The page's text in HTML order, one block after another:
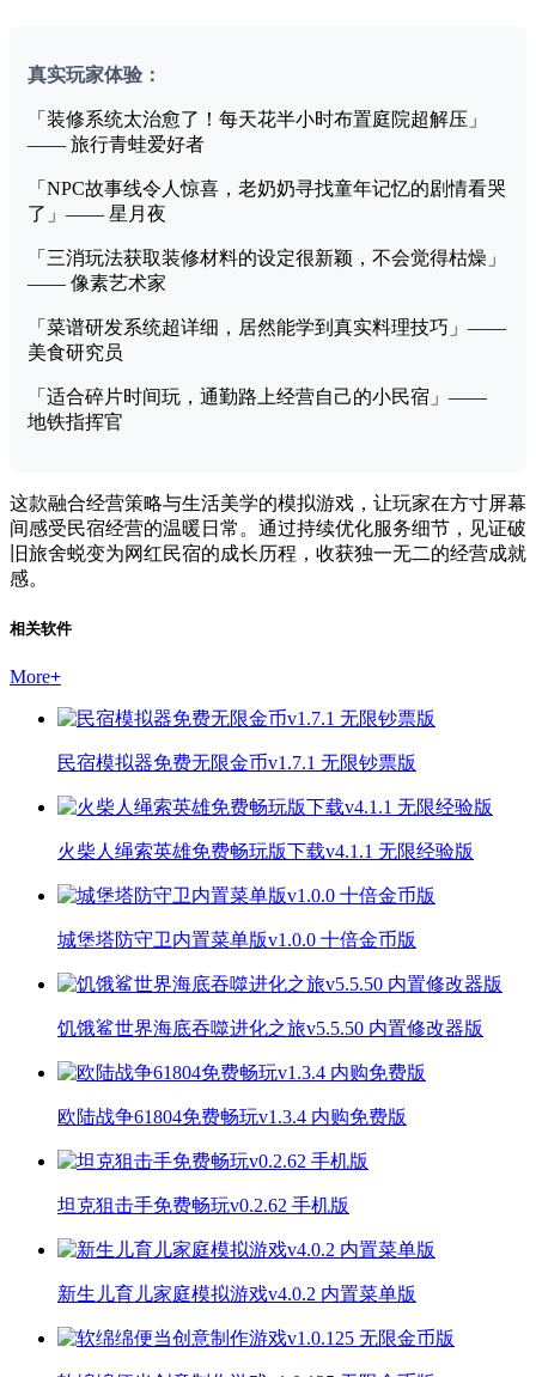
真实玩家体验：
「装修系统太治愈了！每天花半小时布置庭院超解压」
—— 旅行青蛙爱好者
「NPC故事线令人惊喜，老奶奶寻找童年记忆的剧情看哭
了」—— 星月夜
「三消玩法获取装修材料的设定很新颖，不会觉得枯燥」
—— 像素艺术家
「菜谱研发系统超详细，居然能学到真实料理技巧」——
美食研究员
「适合碎片时间玩，通勤路上经营自己的小民宿」——
地铁指挥官
这款融合经营策略与生活美学的模拟游戏，让玩家在方寸屏幕
间感受民宿经营的温暖日常。通过持续优化服务细节，见证破
旧旅舍蜕变为网红民宿的成长历程，收获独一无二的经营成就
感。
相关软件
More+
民宿模拟器免费无限金币v1.7.1 无限钞票版
火柴人绳索英雄免费畅玩版下载v4.1.1 无限经验版
城堡塔防守卫内置菜单版v1.0.0 十倍金币版
饥饿鲨世界海底吞噬进化之旅v5.5.50 内置修改器版
欧陆战争61804免费畅玩v1.3.4 内购免费版
坦克狙击手免费畅玩v0.2.62 手机版
新生儿育儿家庭模拟游戏v4.0.2 内置菜单版